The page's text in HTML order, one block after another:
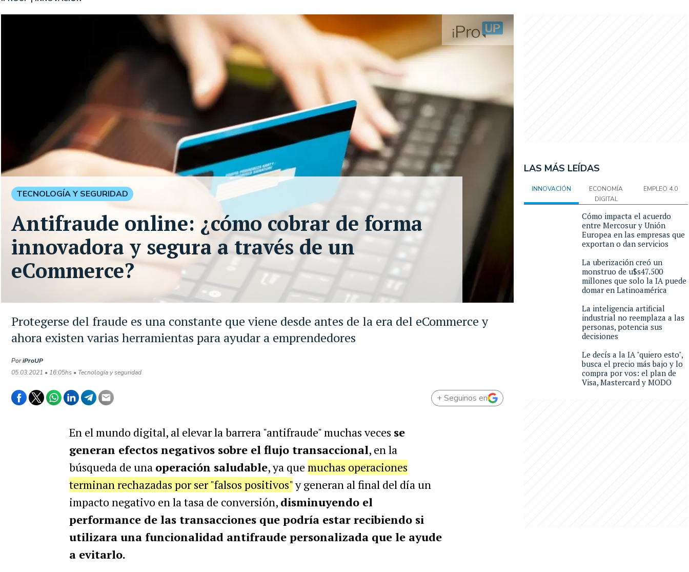
Protegerse del fraude es una constante que viene desde antes de la era del eCommerce y
ahora existen varias herramientas para ayudar a emprendedores
PoriProUP
05.03.2021 • 16:05hs • Tecnología y seguridad
TECNOLOGÍA Y SEGURIDAD
Antifraude online: ¿cómo cobrar de forma
innovadora y segura a través de un
eCommerce?
+ Seguinos en
En el mundo digital, al elevar la barrera "antifraude" muchas veces se
generan efectos negativos sobre el flujo transaccional, en la
búsqueda de una operación saludable, ya que muchas operaciones
terminan rechazadas por ser "falsos positivos"y generan al final del día un
impacto negativo en la tasa de conversión, disminuyendo el
performance de las transacciones que podría estar recibiendo si
utilizara una funcionalidad antifraude personalizada que le ayude
a evitarlo.
LAS MÁS LEÍDAS
INNOVACIÓN
ECONOMÍA
DIGITAL
EMPLEO 4.0
Cómo impacta el acuerdo
entre Mercosur y Unión
Europea en las empresas que
exportan o dan servicios
La uberización creó un
monstruo de u$s47.500
millones que solo la IA puede
domar en Latinoamérica
La inteligencia artificial
industrial no reemplaza a las
personas, potencia sus
decisiones
Le decís a la IA "quiero esto",
busca el precio más bajo y lo
compra por vos: el plan de
Visa, Mastercard y MODO